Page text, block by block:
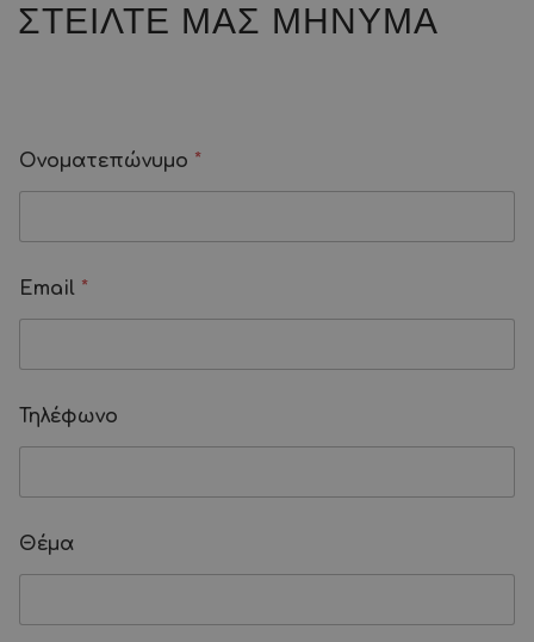
ΣΤΕΙΛΤΕ ΜΑΣ ΜΗΝΥΜΑ
Ονοματεπώνυμο *
Email *
Τηλέφωνο
η
λ
Θέμα